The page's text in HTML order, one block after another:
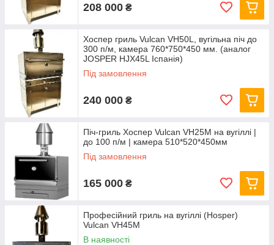
208 000 ₴
Хоспер гриль Vulcan VH50L, вугільна піч до
300 п/м, камера 760*750*450 мм. (аналог
JOSPER HJX45L Іспанія)
Під замовлення
240 000 ₴
Піч-гриль Хоспер Vulcan VH25M на вугіллі |
до 100 п/м | камера 510*520*450мм
Під замовлення
165 000 ₴
Професійний гриль на вугіллі (Hosper)
Vulcan VH45М
В наявності